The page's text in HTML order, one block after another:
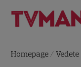
Homepage /Vedete